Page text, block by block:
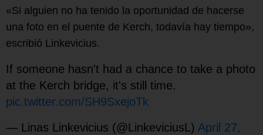
«Si alguien no ha tenido la oportunidad de hacerse
una foto en el puente de Kerch, todavía hay tiempo»,
escribió Linkevicius.
If someone hasn't had a chance to take a photo
at the Kerch bridge, it's still time.
pic.twitter.com/SH9SxejoTk
— Linas Linkevicius (@LinkeviciusL) April 27,